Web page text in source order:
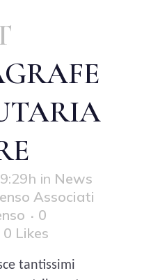
in News
Associati
0
0 Likes
tantissimi